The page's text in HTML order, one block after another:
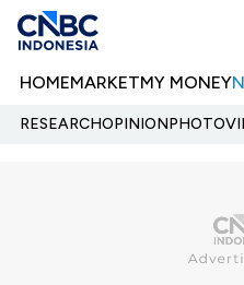
HOMEMARKETMY MONEY
RESEARCHOPINIONPHOTO